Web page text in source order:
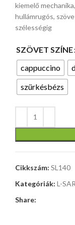
kiemelő
hullámrugós,
szélességig
SZÖVET SZÍNE
cappuccino
szürkésbézs
Cikkszám: SL140
Kategóriák: L-
Share: